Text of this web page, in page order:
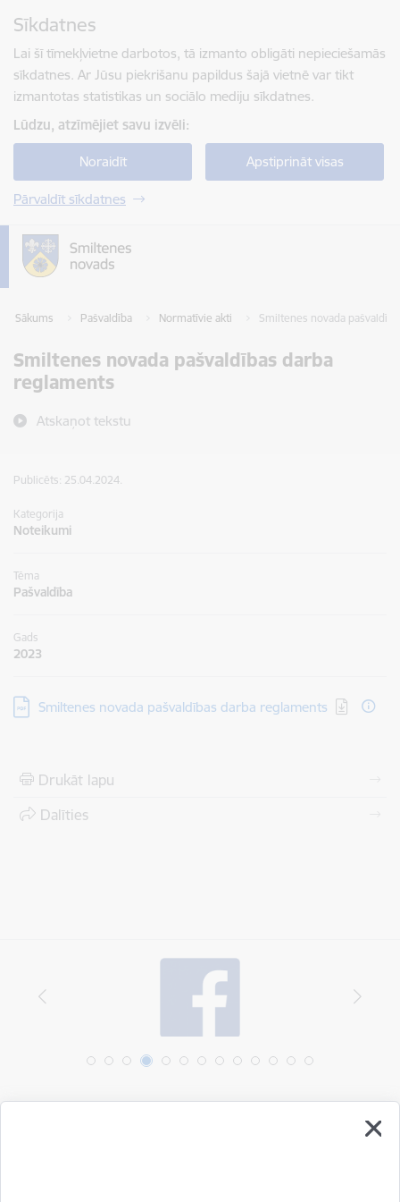
Sīkdatnes
Lai šī tīmekļvietne darbotos, tā izmanto obligāti nepieciešamās
sīkdatnes. Ar Jūsu piekrišanu papildus šajā vietnē var tikt
izmantotas statistikas un sociālo mediju sīkdatnes.
Lūdzu, atzīmējiet savu izvēli:
Noraidīt Apstiprināt visas
Pārvaldīt sīkdatnes
Sākums Pašvaldība Normatīvie akti Smiltenes novada
Smiltenes novada pašvaldības darba
reglaments
Atskaņot tekstu
Publicēts: 25.04.2024.
Kategorija
Noteikumi
Tēma
Pašvaldība
Gads
2023
Lejupielādēt:
Smiltenes novada pašvaldības darba reglaments
Drukāt lapu
Dalīties